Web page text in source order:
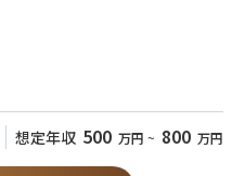
見がある方
のある方
想定年収 500 万円 ~ 800 万円